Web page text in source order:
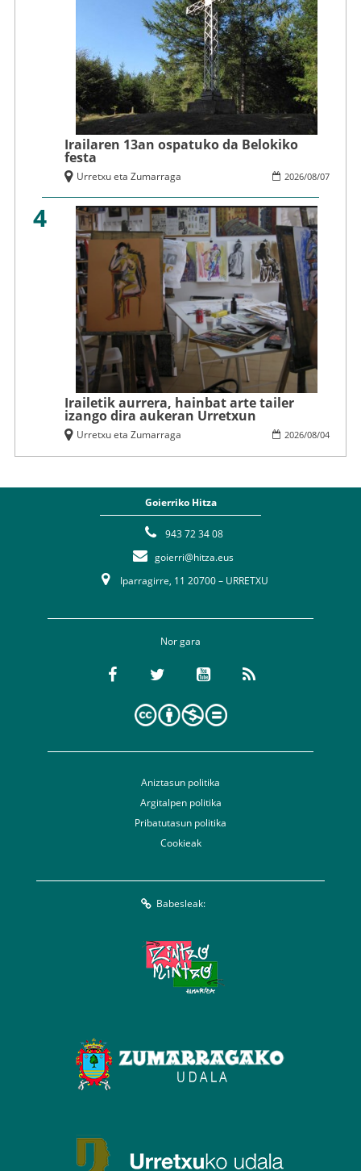
Irailaren 13an ospatuko da Belokiko
festa
2026/08/07
Urretxu eta Zumarraga
4
Irailetik aurrera, hainbat arte tailer
izango dira aukeran Urretxun
2026/08/04
Urretxu eta Zumarraga
Goierriko Hitza
943 72 34 08
goierri@hitza.eus
Iparragirre, 11 20700 – URRETXU
Nor gara
Aniztasun politika
Argitalpen politika
Pribatutasun politika
Cookieak
Babesleak: